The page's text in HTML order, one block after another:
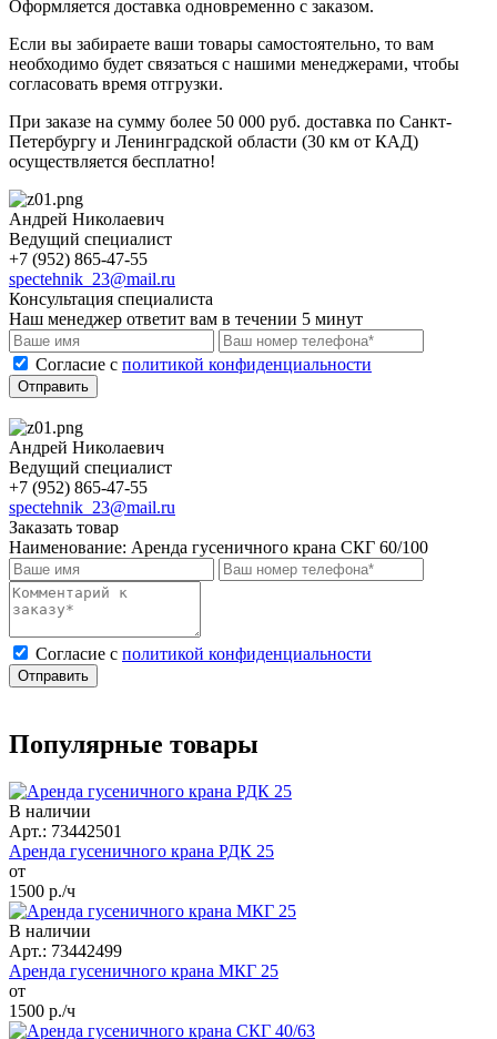
Оформляется доставка одновременно с заказом.
Если вы забираете ваши товары самостоятельно, то вам
необходимо будет связаться с нашими менеджерами, чтобы
согласовать время отгрузки.
При заказе на сумму более 50 000 руб. доставка по Санкт-
Петербургу и Ленинградской области (30 км от КАД)
осуществляется бесплатно!
Андрей Николаевич
Ведущий специалист
+7 (952) 865-47-55
spectehnik_23@mail.ru
Консультация специалиста
Наш менеджер ответит вам в течении 5 минут
Cогласие с политикой конфиденциальности
Отправить
Андрей Николаевич
Ведущий специалист
+7 (952) 865-47-55
spectehnik_23@mail.ru
Заказать товар
Наименование: Аренда гусеничного крана СКГ 60/100
Cогласие с политикой конфиденциальности
Отправить
Популярные товары
В наличии
Арт.: 73442501
Аренда гусеничного крана РДК 25
от
1500 р./ч
В наличии
Арт.: 73442499
Аренда гусеничного крана МКГ 25
от
1500 р./ч